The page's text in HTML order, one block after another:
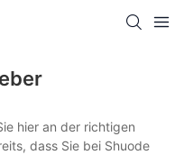
hier an der richtigen
dass Sie bei Shuode